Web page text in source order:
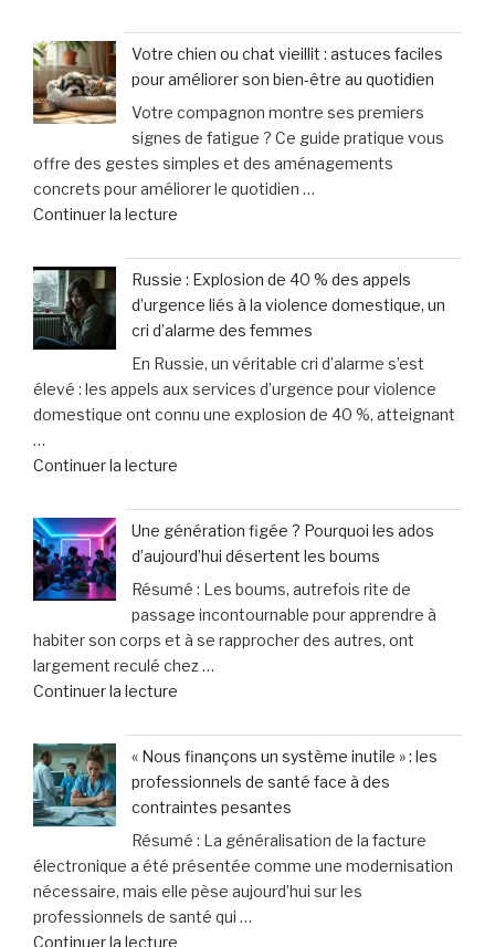
Moto
et
Scooter
:
April
Moto
innove
un
service
d’excellence »
Votre chien ou chat vieillit : astuces faciles
pour améliorer son bien-être au quotidien
Votre compagnon montre ses premiers
signes de fatigue ? Ce guide pratique vous
offre des gestes simples et des aménagements
concrets pour améliorer le quotidien …
Continuer la lecture
chien
ou
chat
vieillit
:
astuces
faciles
quotidien »
Russie : Explosion de 40 % des appels
d’urgence liés à la violence domestique, un
cri d’alarme des femmes
En Russie, un véritable cri d’alarme s’est
élevé : les appels aux services d’urgence pour violence
domestique ont connu une explosion de 40 %, atteignant
…
Continuer la lecture
:
Explosion
de
40
%
des
appels
domestique,
un
cri
d’alarme
des
Une génération figée ? Pourquoi les ados
d’aujourd’hui désertent les boums
Résumé : Les boums, autrefois rite de
passage incontournable pour apprendre à
habiter son corps et à se rapprocher des autres, ont
largement reculé chez …
Continuer la lecture
génération
figée
?
Pourquoi
les
ados
d’aujourd’hui
désertent
« Nous finançons un système inutile » : les
professionnels de santé face à des
contraintes pesantes
Résumé : La généralisation de la facture
électronique a été présentée comme une modernisation
nécessaire, mais elle pèse aujourd’hui sur les
professionnels de santé qui …
Continuer la lecture